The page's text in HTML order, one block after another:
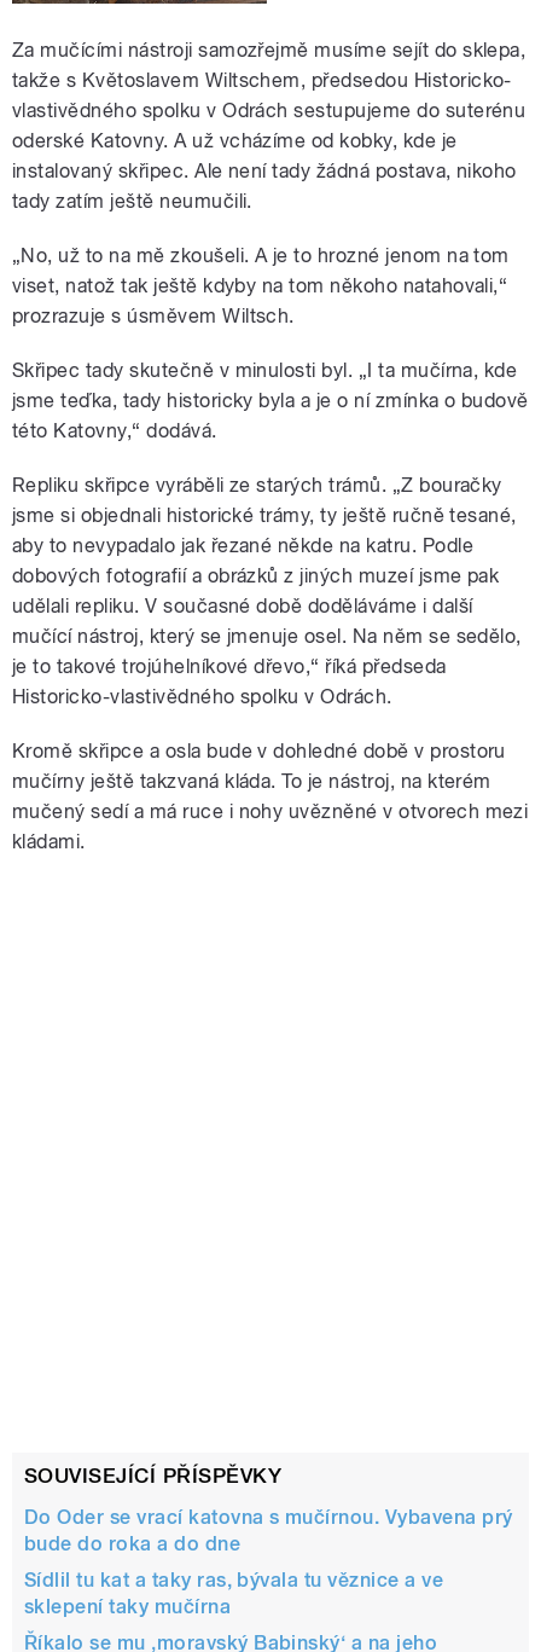
Za mučícími nástroji samozřejmě musíme sejít do sklepa,
takže s Květoslavem Wiltschem, předsedou Historicko-
vlastivědného spolku v Odrách sestupujeme do suterénu
oderské Katovny. A už vcházíme od kobky, kde je
instalovaný skřipec. Ale není tady žádná postava, nikoho
tady zatím ještě neumučili.
„No, už to na mě zkoušeli. A je to hrozné jenom na tom
viset, natož tak ještě kdyby na tom někoho natahovali,“
prozrazuje s úsměvem Wiltsch.
Skřipec tady skutečně v minulosti byl. „I ta mučírna, kde
jsme teďka, tady historicky byla a je o ní zmínka o budově
této Katovny,“ dodává.
Repliku skřipce vyráběli ze starých trámů. „Z bouračky
jsme si objednali historické trámy, ty ještě ručně tesané,
aby to nevypadalo jak řezané někde na katru. Podle
dobových fotografií a obrázků z jiných muzeí jsme pak
udělali repliku. V současné době doděláváme i další
mučící nástroj, který se jmenuje osel. Na něm se sedělo,
je to takové trojúhelníkové dřevo,“ říká předseda
Historicko-vlastivědného spolku v Odrách.
Kromě skřipce a osla bude v dohledné době v prostoru
mučírny ještě takzvaná kláda. To je nástroj, na kterém
mučený sedí a má ruce i nohy uvězněné v otvorech mezi
kládami.
SOUVISEJÍCÍ PŘÍSPĚVKY
Do Oder se vrací katovna s mučírnou. Vybavena prý
bude do roka a do dne
Sídlil tu kat a taky ras, bývala tu věznice a ve
sklepení taky mučírna
Říkalo se mu ‚moravský Babinský‘ a na jeho